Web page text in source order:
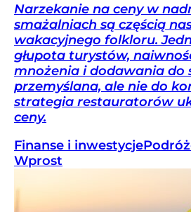
Narzekanie na ceny w
smażalniach są częścią
wakacyjnego folkloru.
głupota turystów,
mnożenia i dodawania do
przemyślana, ale nie do
strategia restauratorów
ceny.
Finanse i inwestycje
Wprost